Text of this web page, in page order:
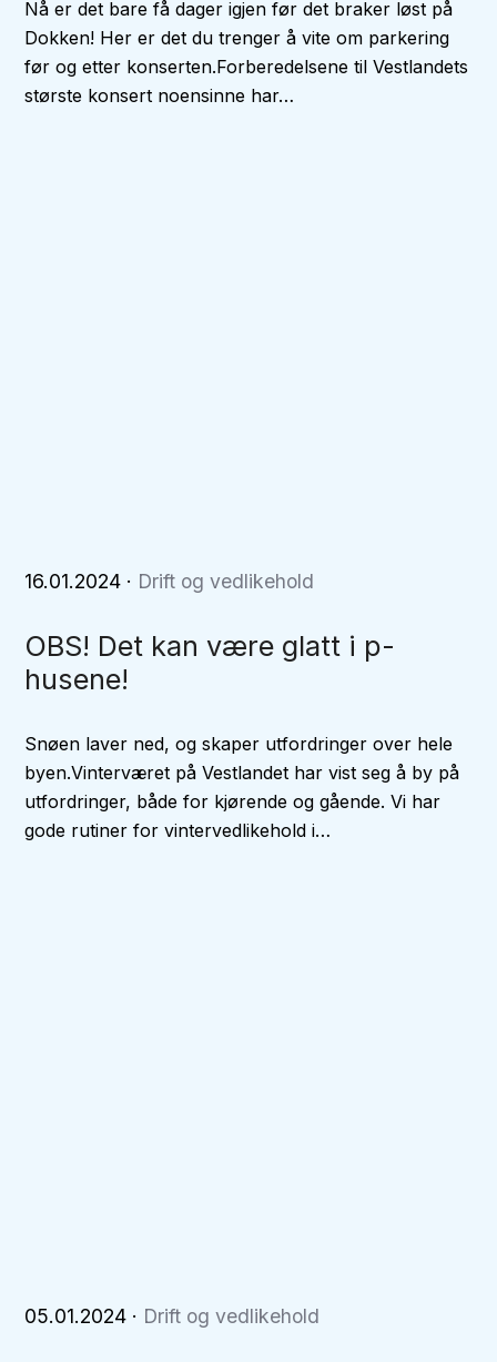
Nå er det bare få dager igjen før det braker løst på
Dokken! Her er det du trenger å vite om parkering
før og etter konserten.Forberedelsene til Vestlandets
største konsert noensinne har…
16.01.2024 · Drift og vedlikehold
OBS! Det kan være glatt i p-
husene!
Snøen laver ned, og skaper utfordringer over hele
byen.Vinterværet på Vestlandet har vist seg å by på
utfordringer, både for kjørende og gående. Vi har
gode rutiner for vintervedlikehold i…
05.01.2024 · Drift og vedlikehold